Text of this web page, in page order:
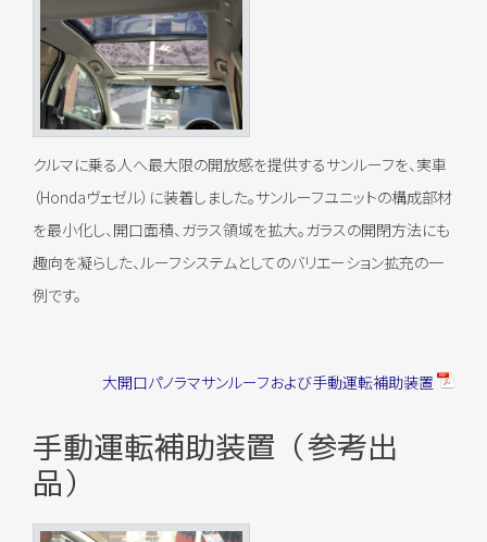
クルマに乗る人へ最大限の開放感を提供するサンルーフを、実車
（Hondaヴェゼル）に装着しました。サンルーフユニットの構成部材
を最小化し、開口面積、ガラス領域を拡大。ガラスの開閉方法にも
趣向を凝らした、ルーフシステムとしてのバリエーション拡充の一
例です。
大開口パノラマサンルーフおよび手動運転補助装置
手動運転補助装置（参考出
品）